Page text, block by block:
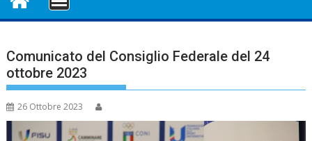
Comunicato del Consiglio Federale del 24
ottobre 2023
26 Ottobre 2023